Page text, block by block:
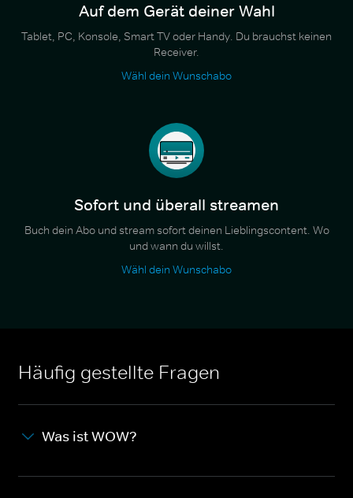
Auf dem Gerät deiner Wahl
Tablet, PC, Konsole, Smart TV oder Handy. Du brauchst keinen
Receiver.
Wähl dein Wunschabo
Sofort und überall streamen
Buch dein Abo und stream sofort deinen Lieblingscontent. Wo
und wann du willst.
Wähl dein Wunschabo
Häufig gestellte Fragen
Was ist WOW?